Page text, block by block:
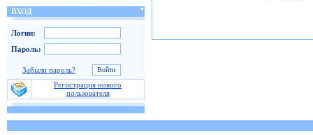
ВХОД
Логин:
Пароль:
Забыли пароль?
Регистрация нового
пользователя